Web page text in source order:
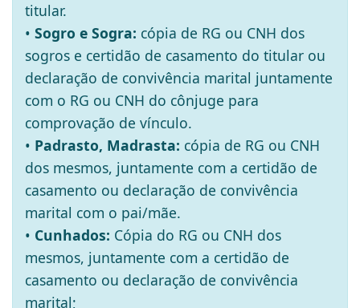
titular.
• Sogro e Sogra: cópia de RG ou CNH dos
sogros e certidão de casamento do titular ou
declaração de convivência marital juntamente
com o RG ou CNH do cônjuge para
comprovação de vínculo.
• Padrasto, Madrasta: cópia de RG ou CNH
dos mesmos, juntamente com a certidão de
casamento ou declaração de convivência
marital com o pai/mãe.
• Cunhados: Cópia do RG ou CNH dos
mesmos, juntamente com a certidão de
casamento ou declaração de convivência
marital;